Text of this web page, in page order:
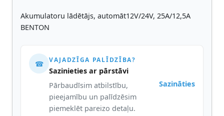
Akumulatoru lādētājs, automāt12V/24V, 25A/12,5A
BENTON
☎ VAJADZĪGA PALĪDZĪBA?
Sazinieties ar pārstāvi
Pārbaudīsim atbilstību,
pieejamību un palīdzēsim
piemeklēt pareizo detaļu.
Sazināties